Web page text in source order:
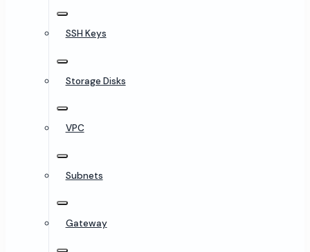
SSH Keys
Storage Disks
VPC
Subnets
Gateway